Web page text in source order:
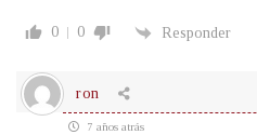
0 0 Responder
ron
7 años atrás